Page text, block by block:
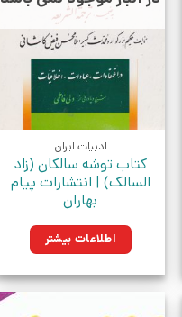
ادبیات ایران
کتاب توشه سالکان (زاد
السالک) | انتشارات پیام
بهاران
اطلاعات بیشتر